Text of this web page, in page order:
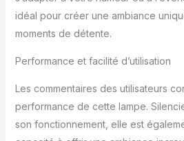
connecter à Alexa ou à
pour la contrôler. Les
côté du fuselage peuvent
idéal pour créer une ambiance
moments de détente.
Performance et facilité d’utilisation
Les commentaires des utilisateurs
performance de cette lampe.
son fonctionnement, elle est